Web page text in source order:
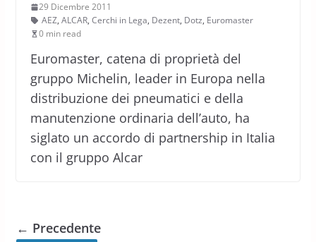
29 Dicembre 2011
AEZ, ALCAR, Cerchi in Lega, Dezent, Dotz, Euromaster
0 min read
Euromaster, catena di proprietà del
gruppo Michelin, leader in Europa nella
distribuzione dei pneumatici e della
manutenzione ordinaria dell’auto, ha
siglato un accordo di partnership in Italia
con il gruppo Alcar
← Precedente